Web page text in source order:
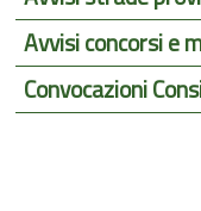
Avvisi concorsi e
Convocazioni